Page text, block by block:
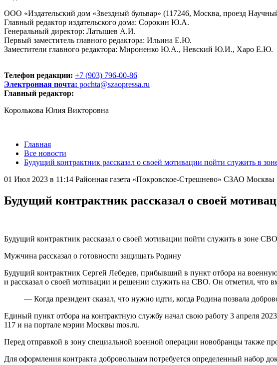
ООО «Издательский дом «Звездный бульвар» (117246, Москва, проезд
Главный редактор издательского дома: Сорокин Ю.А.
Генеральный директор: Латышев А.И.
Первый заместитель главного редактора: Ильина Е.Ю.
Заместители главного редактора: Мироненко Ю.А., Невский Ю.И., Харо Е.Ю.
Телефон редакции: +7 (903) 796-00-86
Электронная почта: pochta@szaopressa.ru
Главный редактор:
Королькова Юлия Викторовна
Главная
Все новости
Будущий контрактник рассказал о своей мотивации пойти служить в
01 Июл 2023 в 11:14 Районная газета «Покровское-Стрешнево» СЗАО Москвы
Будущий контрактник рассказал о своей
Будущий контрактник рассказал о своей мотивации пойти служить в зоне
Мужчина рассказал о готовности защищать Родину
Будущий контрактник Сергей Лебедев, прибывший в пункт отбора на
и рассказал о своей мотивации и решении служить на СВО. Он отметил, что
— Когда президент сказал, что нужно идти, когда Родина позвала
Единый пункт отбора на контрактную службу начал свою работу 3 апреля
117 и на портале мэрии Москвы mos.ru.
Перед отправкой в зону специальной военной операции новобранцы также
Для оформления контракта добровольцам потребуется определенный набор